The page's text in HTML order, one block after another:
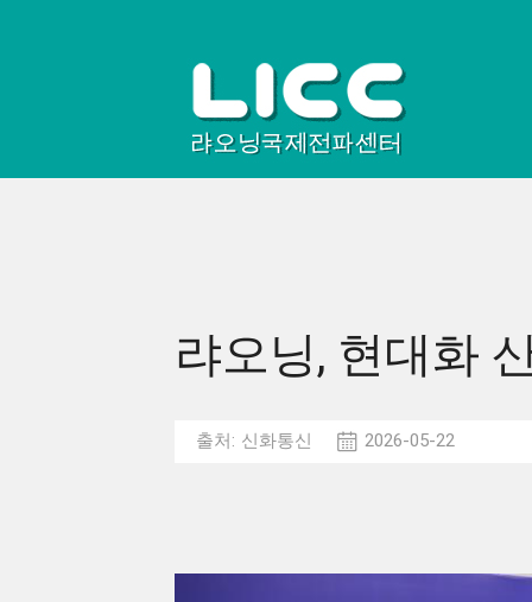
랴오닝, 현대화
출처: 신화통신 2026-05-22